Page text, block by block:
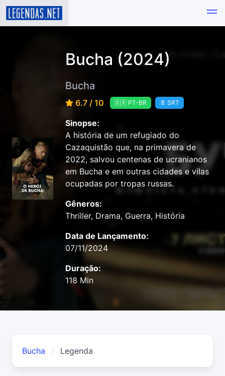
Bucha (2024)
Bucha
6.7 / 10 🇧🇷 PT-BR 📄 SRT
Sinopse:
A história de um refugiado do
Cazaquistão que, na primavera de
2022, salvou centenas de ucranianos
em Bucha e em outras cidades e vilas
ocupadas por tropas russas.
Gêneros:
Thriller, Drama, Guerra, História
Data de Lançamento:
07/11/2024
Duração:
118 Min
Bucha Legenda